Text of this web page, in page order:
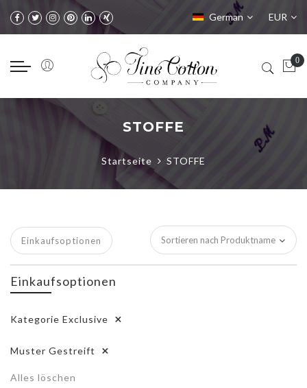
German
EUR
STOFFE
Startseite STOFFE
Einkaufsoptionen
Einkaufsoptionen
Kategorie Exclusive
Muster Gestreift
Alles löschen